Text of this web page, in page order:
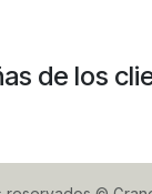
de los